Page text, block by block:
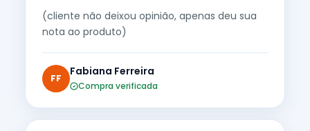
(cliente não deixou opinião, apenas deu sua
nota ao produto)
FF
Fabiana Ferreira
Compra verificada